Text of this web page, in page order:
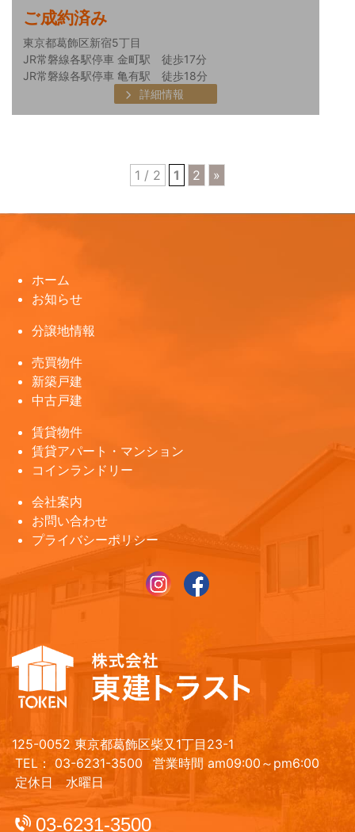
ご成約済み
東京都葛飾区新宿5丁目
JR常磐線各駅停車 金町駅 徒歩17分
JR常磐線各駅停車 亀有駅 徒歩18分
詳細情報
1 / 2 1 2 »
ホーム
お知らせ
分譲地情報
売買物件
新築戸建
中古戸建
賃貸物件
賃貸アパート・マンション
コインランドリー
会社案内
お問い合わせ
プライバシーポリシー
125-0052 東京都葛飾区柴又1丁目23-1
TEL： 03-6231-3500
営業時間 am09:00～pm6:00
定休日 水曜日
03-6231-3500